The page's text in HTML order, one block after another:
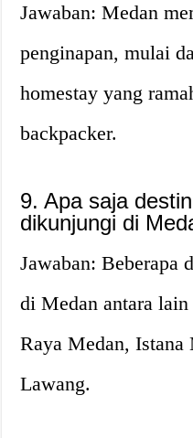
Jawaban: Medan
penginapan, mulai
homestay yang
backpacker.
9. Apa saja
dikunjungi di
Jawaban: Beberapa
di Medan antara
Raya Medan,
Lawang.